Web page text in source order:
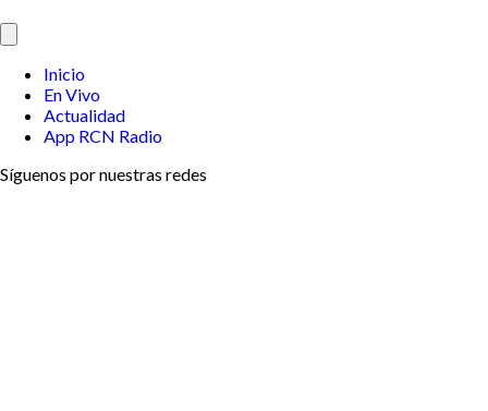
Inicio
En Vivo
Actualidad
App RCN Radio
Síguenos por nuestras redes